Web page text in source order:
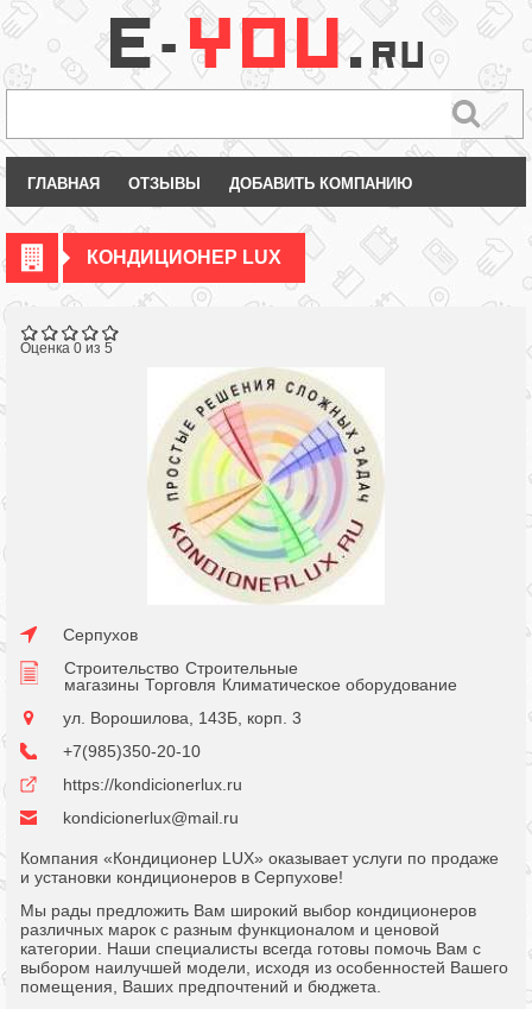
ГЛАВНАЯ ОТЗЫВЫ ДОБАВИТЬ КОМПАНИЮ
КОНДИЦИОНЕР LUX
Оценка 0 из 5
Серпухов
Строительство Строительные
магазины Торговля Климатическое оборудование
ул. Ворошилова, 143Б, корп. 3
+7(985)350-20-10
https://kondicionerlux.ru
kondicionerlux@mail.ru
Компания «Кондиционер LUX» оказывает услуги по продаже
и установки кондиционеров в Серпухове!
Мы рады предложить Вам широкий выбор кондиционеров
различных марок с разным функционалом и ценовой
категории. Наши специалисты всегда готовы помочь Вам с
выбором наилучшей модели, исходя из особенностей Вашего
помещения, Ваших предпочтений и бюджета.